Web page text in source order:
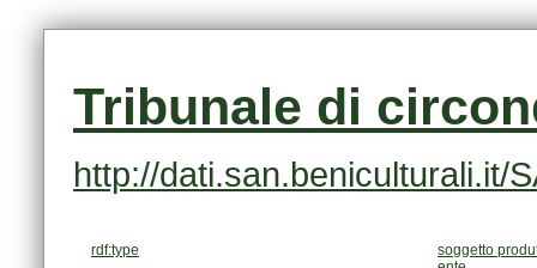
Tribunale di
http://dati.san.beniculturali.it/
rdf:type
soggetto